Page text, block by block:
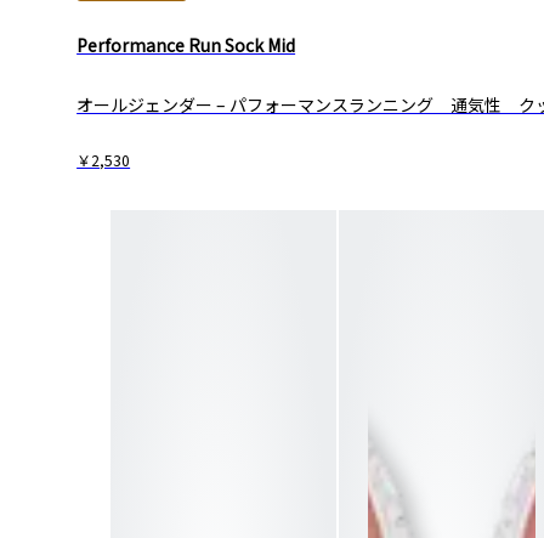
Performance Run Sock Mid
オールジェンダー – パフォーマンスランニング ​通気性 ク
￥2,530